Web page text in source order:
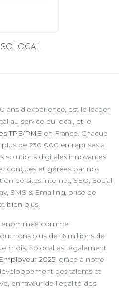
SOLOCAL
ans d’expérience, est le leader
au service du local, et le
TPE/PME en France. Chaque
de 230 000 entreprises à
solutions digitales innovantes
conçues et gérées par nos
de sites internet, SEO, Social
SMS & Emailing, prise de
bien plus.
comme
plus de 16 millions de
mois. Solocal est également
2025, grâce à notre
des talents et
en faveur de l’égalité des